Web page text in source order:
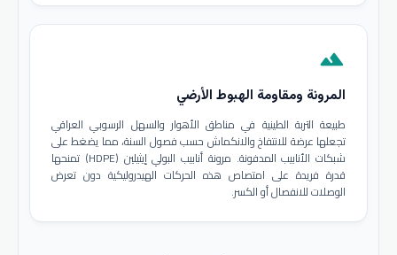
terrain
المرونة ومقاومة الهبوط الأرضي
طبيعة التربة الطينية في مناطق الأهوار والسهل الرسوبي العراقي
تجعلها عرضة للانتفاخ والانكماش حسب فصول السنة، مما يضغط على
شبكات الأنابيب المدفونة. مرونة أنابيب البولي إيثيلين (HDPE) تمنحها
قدرة فريدة على امتصاص هذه الحركات الهيدروليكية دون تعرض
الوصلات للانفصال أو الكسر.